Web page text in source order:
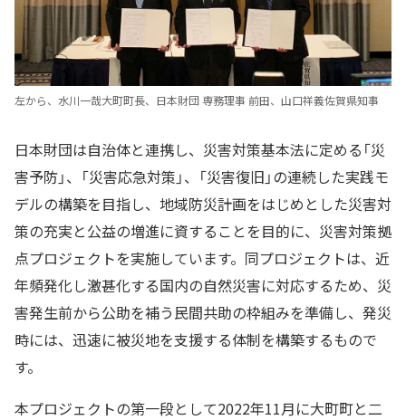
左から、水川一哉大町町長、日本財団 専務理事 前田、山口祥義佐賀県知事
日本財団は自治体と連携し、災害対策基本法に定める「災
害予防」、「災害応急対策」、「災害復旧」の連続した実践モ
デルの構築を目指し、地域防災計画をはじめとした災害対
策の充実と公益の増進に資することを目的に、災害対策拠
点プロジェクトを実施しています。同プロジェクトは、近
年頻発化し激甚化する国内の自然災害に対応するため、災
害発生前から公助を補う民間共助の枠組みを準備し、発災
時には、迅速に被災地を支援する体制を構築するもので
す。
本プロジェクトの第一段として2022年11月に大町町と二